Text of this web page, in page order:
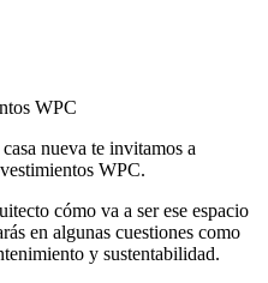
nueva te invitamos a
WPC.
cómo va a ser ese espacio
en algunas cuestiones como
y sustentabilidad.